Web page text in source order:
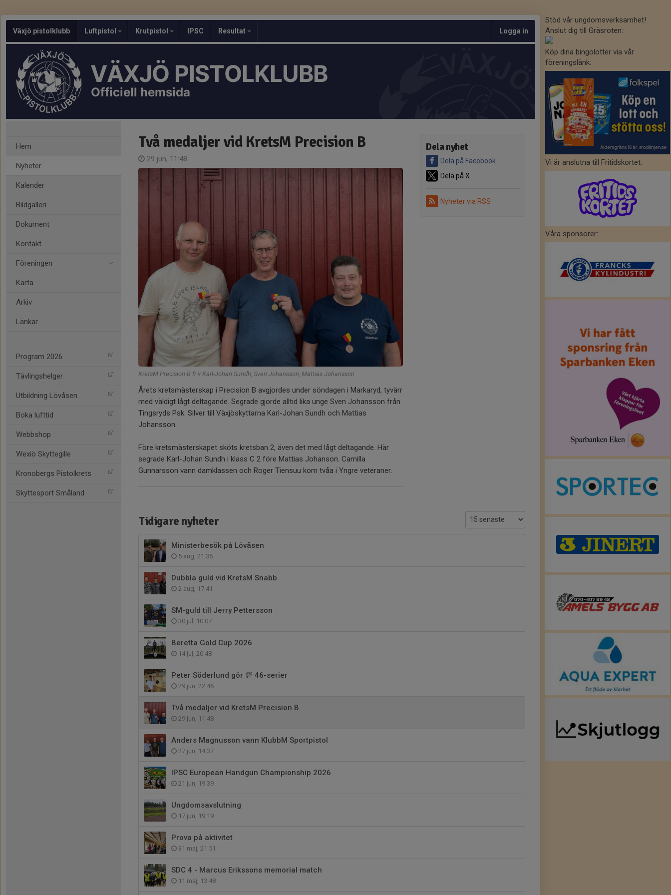
Växjö pistolklubb Luftpistol Krutpistol IPSC Resultat Logga in
VÄXJÖ PISTOLKLUBB
Officiell hemsida
Hem
Nyheter
Kalender
Bildgalleri
Dokument
Kontakt
Föreningen
Karta
Arkiv
Länkar
Program 2026
Tävlingshelger
Utbildning Lövåsen
Boka lufttid
Webbshop
Wexiö Skyttegille
Kronobergs Pistolkrets
Skyttesport Småland
Dela nyhet
Dela på Facebook
Dela på X
Nyheter via RSS
Två medaljer vid KretsM Precision B
29 jun, 11:48
KretsM Precision B fr v Karl-Johan Sundh, Sven Johansson, Mattias Johansson
Årets kretsmästerskap i Precision B avgjordes under söndagen i Markaryd, tyvärr
med väldigt lågt deltagande. Segrade gjorde alltid lika unge Sven Johansson från
Tingsryds Psk. Silver till Växjöskyttarna Karl-Johan Sundh och Mattias
Johansson.
Före kretsmästerskapet sköts kretsban 2, även det med lågt deltagande. Här
segrade Karl-Johan Sundh i klass C 2 före Mattias Johanson. Camilla
Gunnarsson vann damklassen och Roger Tiensuu kom tvåa i Yngre veteraner.
Tidigare nyheter
Ministerbesök på Lövåsen
5 aug, 21:36
Dubbla guld vid KretsM Snabb
2 aug, 17:41
SM-guld till Jerry Pettersson
30 jul, 10:07
Beretta Gold Cup 2026
14 jul, 20:48
Peter Söderlund gör 💯 46-serier
29 jun, 22:46
Två medaljer vid KretsM Precision B
29 jun, 11:48
Anders Magnusson vann KlubbM Sportpistol
27 jun, 14:37
IPSC European Handgun Championship 2026
21 jun, 19:39
Ungdomsavslutning
17 jun, 19:19
Prova på aktivitet
31 maj, 21:51
SDC 4 - Marcus Erikssons memorial match
11 maj, 13:48
Stöd vår ungdomsverksamhet!
Anslut dig till Gräsroten:
Köp dina bingolotter via vår
föreningslänk:
Vi är anslutna till Fritidskortet:
Våra sponsorer: